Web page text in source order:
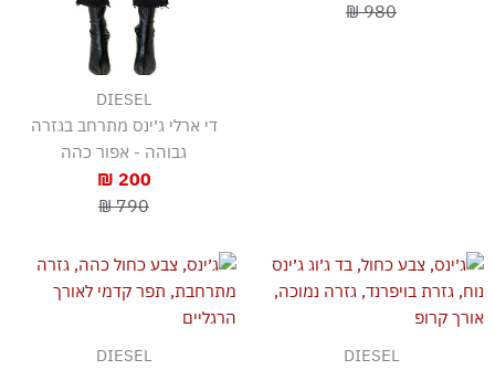
980 ₪
DIESEL
די ארלי ג׳ינס מתרחב בגזרה
גבוהה - אפור כהה
200 ₪
790 ₪
DIESEL
DIESEL